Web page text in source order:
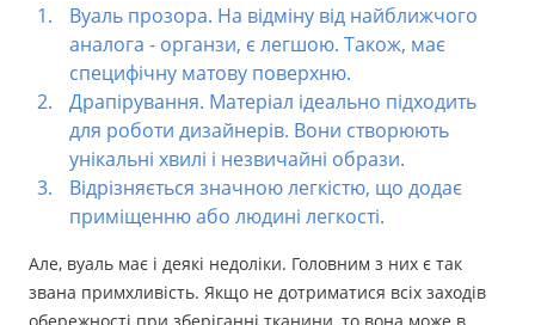
Вуаль прозора. На відміну від найближчого
аналога - органзи, є легшою. Також, має
специфічну матову поверхню.
Драпірування. Матеріал ідеально підходить
для роботи дизайнерів. Вони створюють
унікальні хвилі і незвичайні образи.
Відрізняється значною легкістю, що додає
приміщенню або людині легкості.
Але, вуаль має і деякі недоліки. Головним з них є так
звана примхливість. Якщо не дотриматися всіх заходів